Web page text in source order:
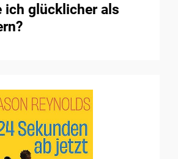
ich glücklicher als